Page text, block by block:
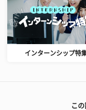
インターンシップ特
こ